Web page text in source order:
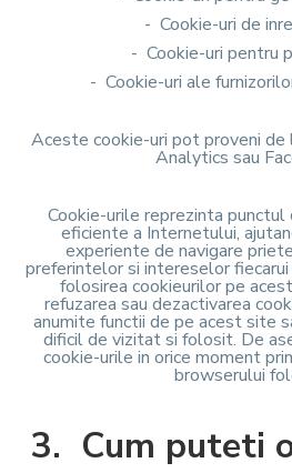
- Cookie-uri de
- Cookie-uri pentru
- Cookie-uri ale
Aceste cookie-uri pot proveni
Analytics sau
Cookie-urile reprezinta punctul
eficiente a Internetului,
experiente de navigare
preferintelor si intereselor
folosirea cookieurilor pe
refuzarea sau dezactivarea
anumite functii de pe acest site
dificil de vizitat si folosit. De
cookie-urile in orice moment
browserului
3. Cum puteti